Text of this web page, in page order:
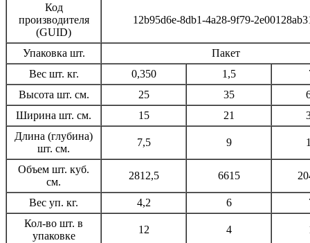
Код
производителя
(GUID)
12b95d6e-8db1-4a28-9f79-
Упаковка шт.
Пакет
Вес шт. кг.
0,350 1,5
Высота шт. см.
25 35
Ширина шт. см.
15 21
Длина (глубина)
шт. см.
7,5 9
Объем шт. куб.
см.
2812,5 6615
Вес уп. кг. 4,2 6
Кол-во шт. в
упаковке
12 4